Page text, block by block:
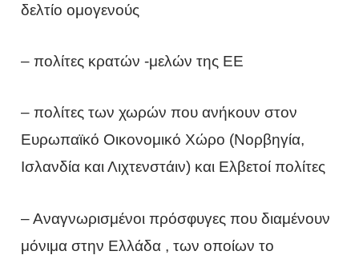
δελτίο ομογενούς
– πολίτες κρατών -μελών της ΕΕ
– πολίτες των χωρών που ανήκουν στον
Ευρωπαϊκό Οικονομικό Χώρο (Νορβηγία,
Ισλανδία και Λιχτενστάιν) και Ελβετοί πολίτες
– Αναγνωρισμένοι πρόσφυγες που διαμένουν
μόνιμα στην Ελλάδα , των οποίων το